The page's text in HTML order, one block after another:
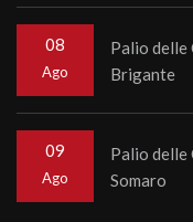
08
Ago
Palio delle
Brigante
09
Ago
Palio delle
Somaro